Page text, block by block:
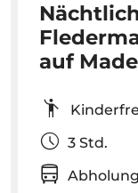
auf
3 Std.